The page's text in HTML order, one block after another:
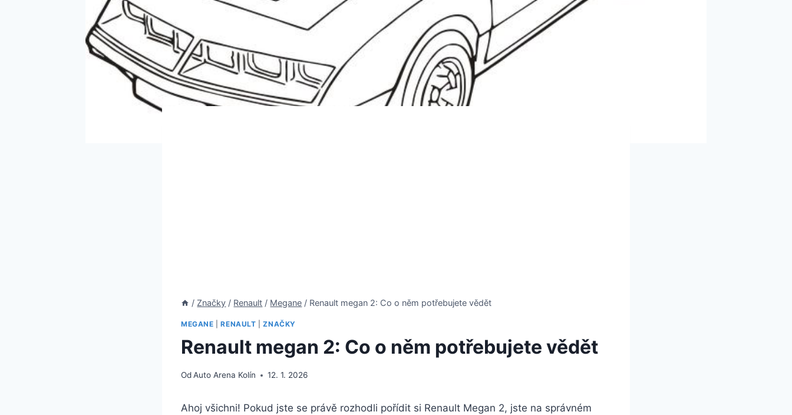
/ Značky / Renault / Megane / Renault megan 2: Co o něm potřebujete vědět
MEGANE |RENAULT |ZNAČKY
Renault megan 2: Co o něm potřebujete vědět
OdAuto Arena Kolín 12. 1. 2026
Ahoj všichni! Pokud jste se právě rozhodli pořídit si Renault Megan 2, jste na správném